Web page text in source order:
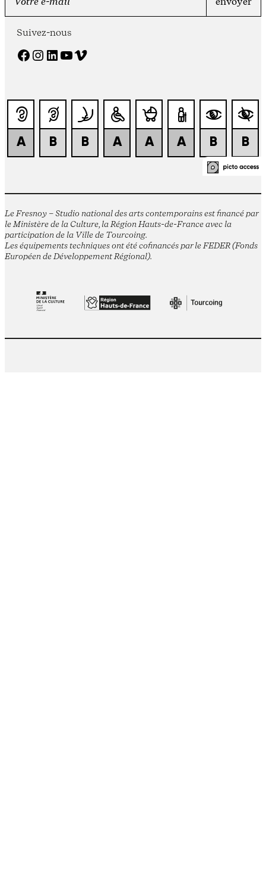
Suivez-nous
Facebook Instagram LinkedIn YouTube Vimeo
Le Fresnoy – Studio national des arts contemporains est financé par
le Ministère de la Culture, la Région Hauts-de-France avec la
participation de la Ville de Tourcoing.
Les équipements techniques ont été cofinancés par le FEDER (Fonds
Européen de Développement Régional).